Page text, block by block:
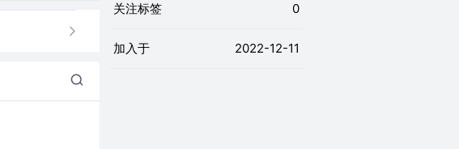
关注标签 0
加入于 2022-12-11